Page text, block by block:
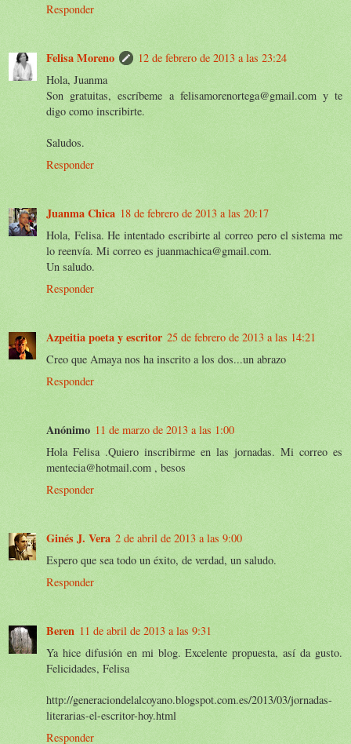
Responder
Felisa Moreno
12 de febrero de 2013 a las 23:24
Hola, Juanma
Son gratuitas, escríbeme a felisamorenortega@gmail.com y te
digo como inscribirte.
Saludos.
Responder
Juanma Chica 18 de febrero de 2013 a las 20:17
Hola, Felisa. He intentado escribirte al correo pero el sistema me
lo reenvía. Mi correo es juanmachica@gmail.com.
Un saludo.
Responder
Azpeitia poeta y escritor 25 de febrero de 2013 a las 14:21
Creo que Amaya nos ha inscrito a los dos...un abrazo
Responder
Anónimo 11 de marzo de 2013 a las 1:00
Hola Felisa .Quiero inscribirme en las jornadas. Mi correo es
mentecia@hotmail.com , besos
Responder
Ginés J. Vera 2 de abril de 2013 a las 9:00
Espero que sea todo un éxito, de verdad, un saludo.
Responder
Beren 11 de abril de 2013 a las 9:31
Ya hice difusión en mi blog. Excelente propuesta, así da gusto.
Felicidades, Felisa
http://generaciondelalcoyano.blogspot.com.es/2013/03/jornadas-
literarias-el-escritor-hoy.html
Responder